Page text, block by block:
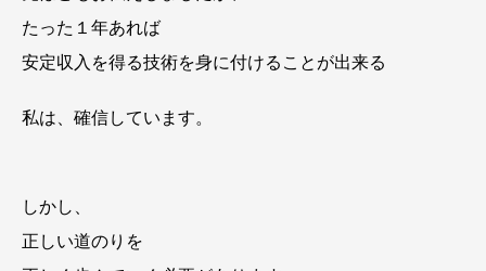
たった１年あれば
安定収入を得る技術を身に付けることが出来る
私は、確信しています。
しかし、
正しい道のりを